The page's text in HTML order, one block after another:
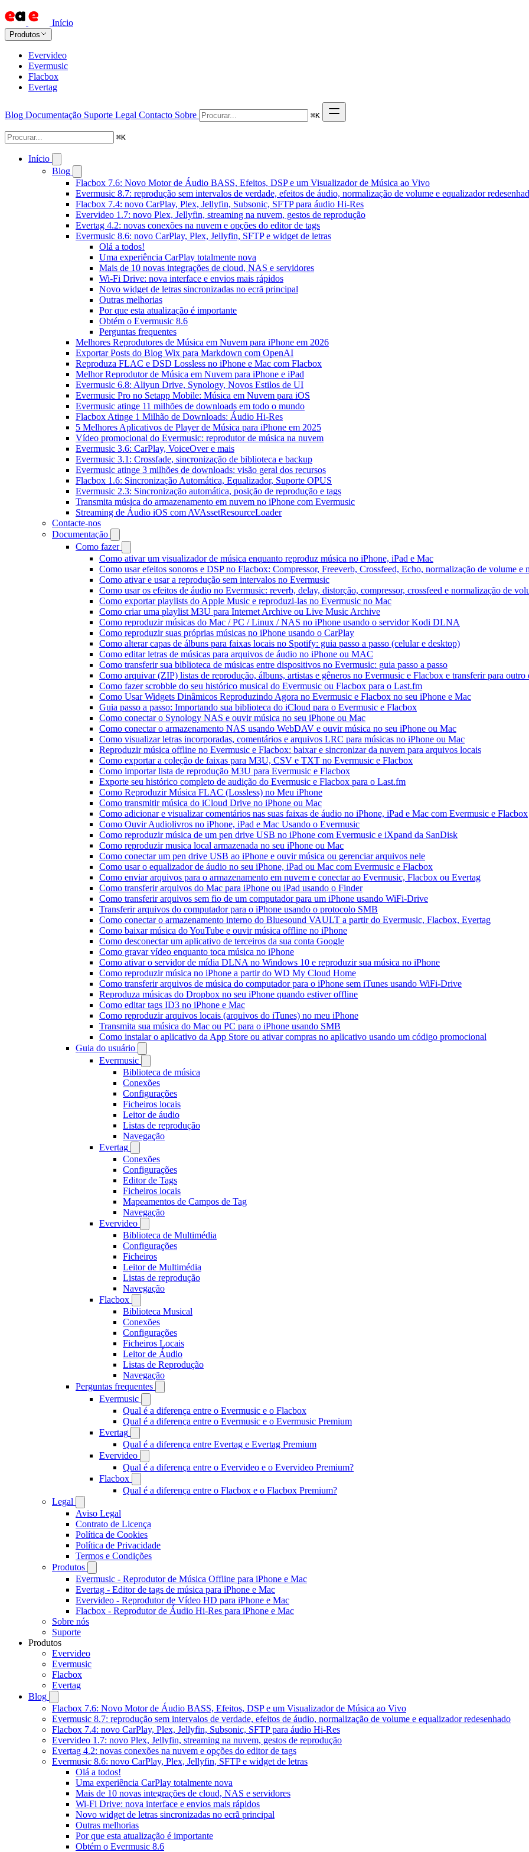
Início
Produtos
Evervideo
Evermusic
Flacbox
Evertag
Blog Documentação Suporte Legal Contacto Sobre ⌘K
⌘K
Início
Blog
Flacbox 7.6: Novo Motor de Áudio BASS, Efeitos, DSP e um Visualizador de Música ao Vivo
Evermusic 8.7: reprodução sem intervalos de verdade, efeitos de áudio, normalização de volume e equalizador
Flacbox 7.4: novo CarPlay, Plex, Jellyfin, Subsonic, SFTP para áudio Hi-Res
Evervideo 1.7: novo Plex, Jellyfin, streaming na nuvem, gestos de reprodução
Evertag 4.2: novas conexões na nuvem e opções do editor de tags
Evermusic 8.6: novo CarPlay, Plex, Jellyfin, SFTP e widget de letras
Olá a todos!
Uma experiência CarPlay totalmente nova
Mais de 10 novas integrações de cloud, NAS e servidores
Wi-Fi Drive: nova interface e envios mais rápidos
Novo widget de letras sincronizadas no ecrã principal
Outras melhorias
Por que esta atualização é importante
Obtém o Evermusic 8.6
Perguntas frequentes
Melhores Reprodutores de Música em Nuvem para iPhone em 2026
Exportar Posts do Blog Wix para Markdown com OpenAI
Reproduza FLAC e DSD Lossless no iPhone e Mac com Flacbox
Melhor Reprodutor de Música em Nuvem para iPhone e iPad
Evermusic 6.8: Aliyun Drive, Synology, Novos Estilos de UI
Evermusic Pro no Setapp Mobile: Música em Nuvem para iOS
Evermusic atinge 11 milhões de downloads em todo o mundo
Flacbox Atinge 1 Milhão de Downloads: Áudio Hi-Res
5 Melhores Aplicativos de Player de Música para iPhone em 2025
Vídeo promocional do Evermusic: reprodutor de música na nuvem
Evermusic 3.6: CarPlay, VoiceOver e mais
Evermusic 3.1: Crossfade, sincronização de biblioteca e backup
Evermusic atinge 3 milhões de downloads: visão geral dos recursos
Flacbox 1.6: Sincronização Automática, Equalizador, Suporte OPUS
Evermusic 2.3: Sincronização automática, posição de reprodução e tags
Transmita música do armazenamento em nuvem no iPhone com Evermusic
Streaming de Áudio iOS com AVAssetResourceLoader
Contacte-nos
Documentação
Como fazer
Como ativar um visualizador de música enquanto reproduz música no iPhone, iPad e Mac
Como usar efeitos sonoros e DSP no Flacbox: Compressor, Freeverb, Crossfeed, Echo, normalização de volume e
Como ativar e usar a reprodução sem intervalos no Evermusic
Como usar os efeitos de áudio no Evermusic: reverb, delay, distorção, compressor, crossfeed e normalização de
Como exportar playlists do Apple Music e reproduzi-las no Evermusic no Mac
Como criar uma playlist M3U para Internet Archive ou Live Music Archive
Como reproduzir músicas do Mac / PC / Linux / NAS no iPhone usando o servidor Kodi DLNA
Como reproduzir suas próprias músicas no iPhone usando o CarPlay
Como alterar capas de álbuns para faixas locais no Spotify: guia passo a passo (celular e desktop)
Como editar letras de músicas para arquivos de áudio no iPhone ou MAC
Como transferir sua biblioteca de músicas entre dispositivos no Evermusic: guia passo a passo
Como arquivar (ZIP) listas de reprodução, álbuns, artistas e gêneros no Evermusic e Flacbox e transferir para
Como fazer scrobble do seu histórico musical do Evermusic ou Flacbox para o Last.fm
Como Usar Widgets Dinâmicos Reproduzindo Agora no Evermusic e Flacbox no seu iPhone e Mac
Guia passo a passo: Importando sua biblioteca do iCloud para o Evermusic e Flacbox
Como conectar o Synology NAS e ouvir música no seu iPhone ou Mac
Como conectar o armazenamento NAS usando WebDAV e ouvir música no seu iPhone ou Mac
Como visualizar letras incorporadas, comentários e arquivos LRC para músicas no iPhone ou Mac
Reproduzir música offline no Evermusic e Flacbox: baixar e sincronizar da nuvem para arquivos locais
Como exportar a coleção de faixas para M3U, CSV e TXT no Evermusic e Flacbox
Como importar lista de reprodução M3U para Evermusic e Flacbox
Exporte seu histórico completo de audição do Evermusic e Flacbox para o Last.fm
Como Reproduzir Música FLAC (Lossless) no Meu iPhone
Como transmitir música do iCloud Drive no iPhone ou Mac
Como adicionar e visualizar comentários nas suas faixas de áudio no iPhone, iPad e Mac com Evermusic e Flacbox
Como Ouvir Audiolivros no iPhone, iPad e Mac Usando o Evermusic
Como reproduzir música de um pen drive USB no iPhone com Evermusic e iXpand da SanDisk
Como reproduzir musica local armazenada no seu iPhone ou Mac
Como conectar um pen drive USB ao iPhone e ouvir música ou gerenciar arquivos nele
Como usar o equalizador de áudio no seu iPhone, iPad ou Mac com Evermusic e Flacbox
Como enviar arquivos para o armazenamento em nuvem e conectar ao Evermusic, Flacbox ou Evertag
Como transferir arquivos do Mac para iPhone ou iPad usando o Finder
Como transferir arquivos sem fio de um computador para um iPhone usando WiFi-Drive
Transferir arquivos do computador para o iPhone usando o protocolo SMB
Como conectar o armazenamento interno do Bluesound VAULT a partir do Evermusic, Flacbox, Evertag
Como baixar música do YouTube e ouvir música offline no iPhone
Como desconectar um aplicativo de terceiros da sua conta Google
Como gravar vídeo enquanto toca música no iPhone
Como ativar o servidor de mídia DLNA no Windows 10 e reproduzir sua música no iPhone
Como reproduzir música no iPhone a partir do WD My Cloud Home
Como transferir arquivos de música do computador para o iPhone sem iTunes usando WiFi-Drive
Reproduza músicas do Dropbox no seu iPhone quando estiver offline
Como editar tags ID3 no iPhone e Mac
Como reproduzir arquivos locais (arquivos do iTunes) no meu iPhone
Transmita sua música do Mac ou PC para o iPhone usando SMB
Como instalar o aplicativo da App Store ou ativar compras no aplicativo usando um código promocional
Guia do usuário
Evermusic
Biblioteca de música
Conexões
Configurações
Ficheiros locais
Leitor de áudio
Listas de reprodução
Navegação
Evertag
Conexões
Configurações
Editor de Tags
Ficheiros locais
Mapeamentos de Campos de Tag
Navegação
Evervideo
Biblioteca de Multimédia
Configurações
Ficheiros
Leitor de Multimédia
Listas de reprodução
Navegação
Flacbox
Biblioteca Musical
Conexões
Configurações
Ficheiros Locais
Leitor de Áudio
Listas de Reprodução
Navegação
Perguntas frequentes
Evermusic
Qual é a diferença entre o Evermusic e o Flacbox
Qual é a diferença entre o Evermusic e o Evermusic Premium
Evertag
Qual é a diferença entre Evertag e Evertag Premium
Evervideo
Qual é a diferença entre o Evervideo e o Evervideo Premium?
Flacbox
Qual é a diferença entre o Flacbox e o Flacbox Premium?
Legal
Aviso Legal
Contrato de Licença
Política de Cookies
Política de Privacidade
Termos e Condições
Produtos
Evermusic - Reprodutor de Música Offline para iPhone e Mac
Evertag - Editor de tags de música para iPhone e Mac
Evervideo - Reprodutor de Vídeo HD para iPhone e Mac
Flacbox - Reprodutor de Áudio Hi-Res para iPhone e Mac
Sobre nós
Suporte
Produtos
Evervideo
Evermusic
Flacbox
Evertag
Blog
Flacbox 7.6: Novo Motor de Áudio BASS, Efeitos, DSP e um Visualizador de Música ao Vivo
Evermusic 8.7: reprodução sem intervalos de verdade, efeitos de áudio, normalização de volume e equalizador redesenhado
Flacbox 7.4: novo CarPlay, Plex, Jellyfin, Subsonic, SFTP para áudio Hi-Res
Evervideo 1.7: novo Plex, Jellyfin, streaming na nuvem, gestos de reprodução
Evertag 4.2: novas conexões na nuvem e opções do editor de tags
Evermusic 8.6: novo CarPlay, Plex, Jellyfin, SFTP e widget de letras
Olá a todos!
Uma experiência CarPlay totalmente nova
Mais de 10 novas integrações de cloud, NAS e servidores
Wi-Fi Drive: nova interface e envios mais rápidos
Novo widget de letras sincronizadas no ecrã principal
Outras melhorias
Por que esta atualização é importante
Obtém o Evermusic 8.6